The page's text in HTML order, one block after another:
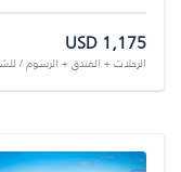
USD 1,175
الرحلات + الفندق + الرسوم /